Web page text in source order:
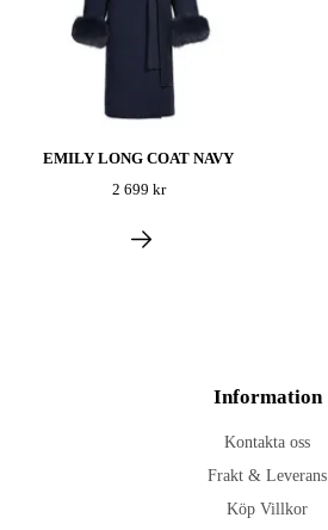
EMILY LONG COAT NAVY
2 699 kr
Information
Kontakta oss
Frakt & Leverans
Köp Villkor